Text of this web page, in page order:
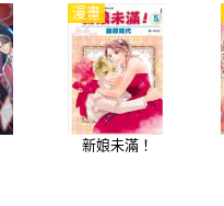
新娘未滿！
漫畫